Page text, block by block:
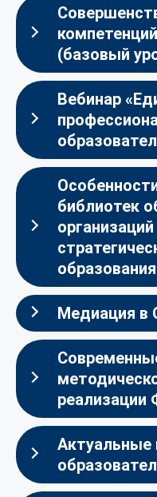
(базовый
Вебинар
библиотек
образования
Медиация в
реализации
Актуальные